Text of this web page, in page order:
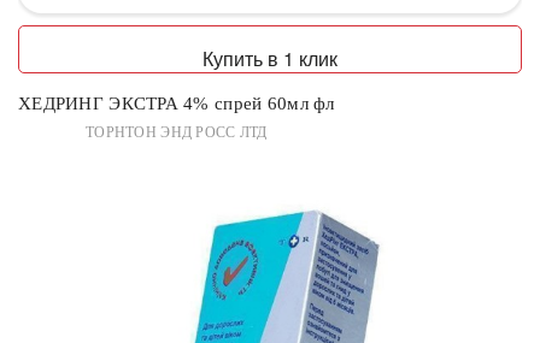
Купить в 1 клик
ХЕДРИНГ ЭКСТРА 4% спрей 60мл фл
ТОРНТОН ЭНД РОСС ЛТД